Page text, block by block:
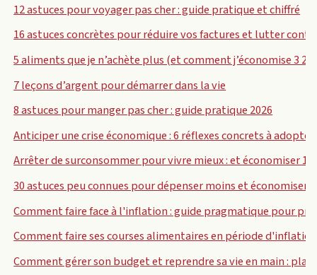
12 astuces pour voyager pas cher : guide pratique et chiffré
16 astuces concrètes pour réduire vos factures et lutter
5 aliments que je n’achète plus (et comment j’économise 3
7 leçons d’argent pour démarrer dans la vie
8 astuces pour manger pas cher : guide pratique 2026
Anticiper une crise économique : 6 réflexes concrets à
Arrêter de surconsommer pour vivre mieux : et économiser 1
30 astuces peu connues pour dépenser moins et économiser
Comment faire face à l'inflation : guide pragmatique pour
Comment faire ses courses alimentaires en période
Comment gérer son budget et reprendre sa vie en main : plan